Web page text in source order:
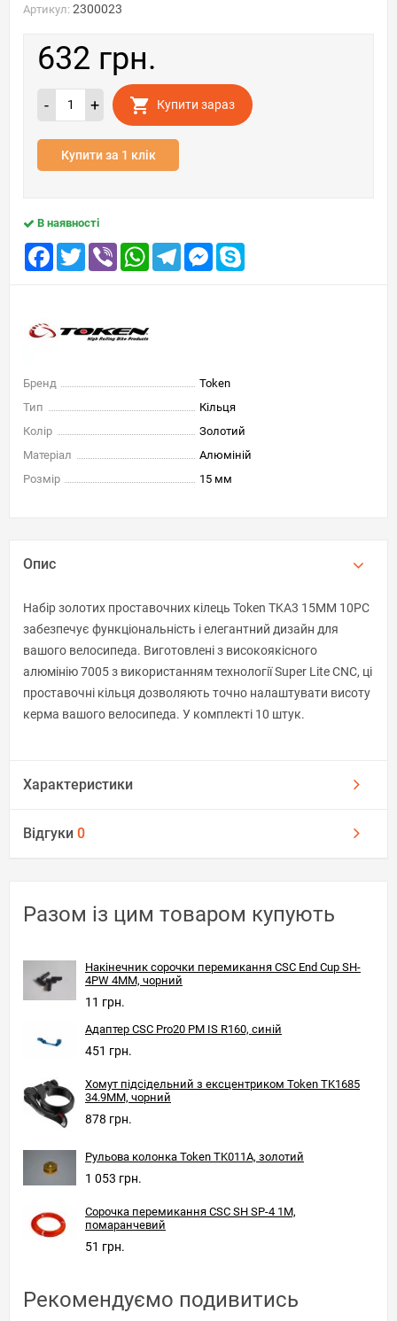
Артикул: 2300023
632 грн.
- + Купити зараз
Купити за 1 клік
В наявності
Facebook
TwitterViber WhatsAppTelegramMessenger
Бренд
Token
Тип
Кільця
Колір
Золотий
Матеріал
Алюміній
Розмір
15 мм
Опис
Набір золотих проставочних кілець Token TKA3 15MM 10PC
забезпечує функціональність і елегантний дизайн для
вашого велосипеда. Виготовлені з високоякісного
алюмінію 7005 з використанням технології Super Lite CNC, ці
проставочні кільця дозволяють точно налаштувати висоту
керма вашого велосипеда. У комплекті 10 штук.
Характеристики
Відгуки 0
Разом із цим товаром купують
Накінечник сорочки перемикання CSC End Cup SH-
4PW 4MM, чорний
11 грн.
Адаптер CSC Pro20 PM IS R160, синій
451 грн.
Хомут підсідельний з ексцентриком Token TK1685
34.9MM, чорний
878 грн.
Рульова колонка Token TK011A, золотий
1 053 грн.
Сорочка перемикання CSC SH SP-4 1M,
помаранчевий
51 грн.
Рекомендуємо подивитись